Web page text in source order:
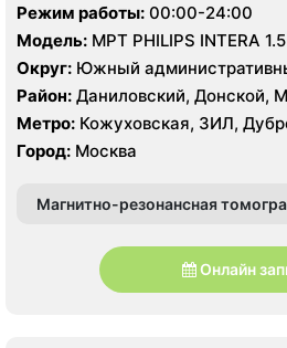
Режим работы: 00:00-24:00
Модель: МРТ PHILIPS INTERA
LIGHT SPEED 64 среза
Округ: Южный
Район: Даниловский, Донской,
Нагатино-Садовники,
Метро: Кожуховская, ЗИЛ,
Нагатинская, Технопарк,
Город: Москва
Магнитно-резонансная
Онлайн